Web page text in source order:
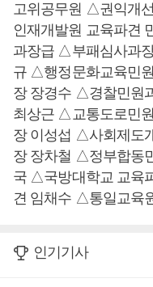
고위공무원 △권익개
인재개발원 교육파견
과장급 △부패심사과
규 △행정문화교육민
장 장경수 △경찰민원
최상근 △교통도로민
장 이성섭 △사회제도
장 장차철 △정부합동
국 △국방대학교 교육
견 임채수 △통일교육
인기기사